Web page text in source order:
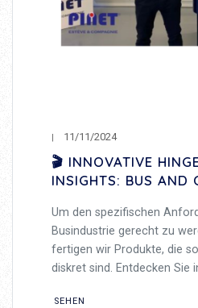
11/11/2024
🎬 INNOVATIVE
INSIGHTS: BUS
Um den spezifischen
Busindustrie gerecht zu
fertigen wir Produkte, die
diskret sind. Entdecken Sie
SEHEN